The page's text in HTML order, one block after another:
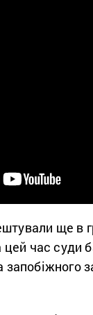
ще в
цей час суди
запобіжного